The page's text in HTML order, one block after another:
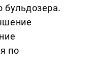
бульдозера.
по